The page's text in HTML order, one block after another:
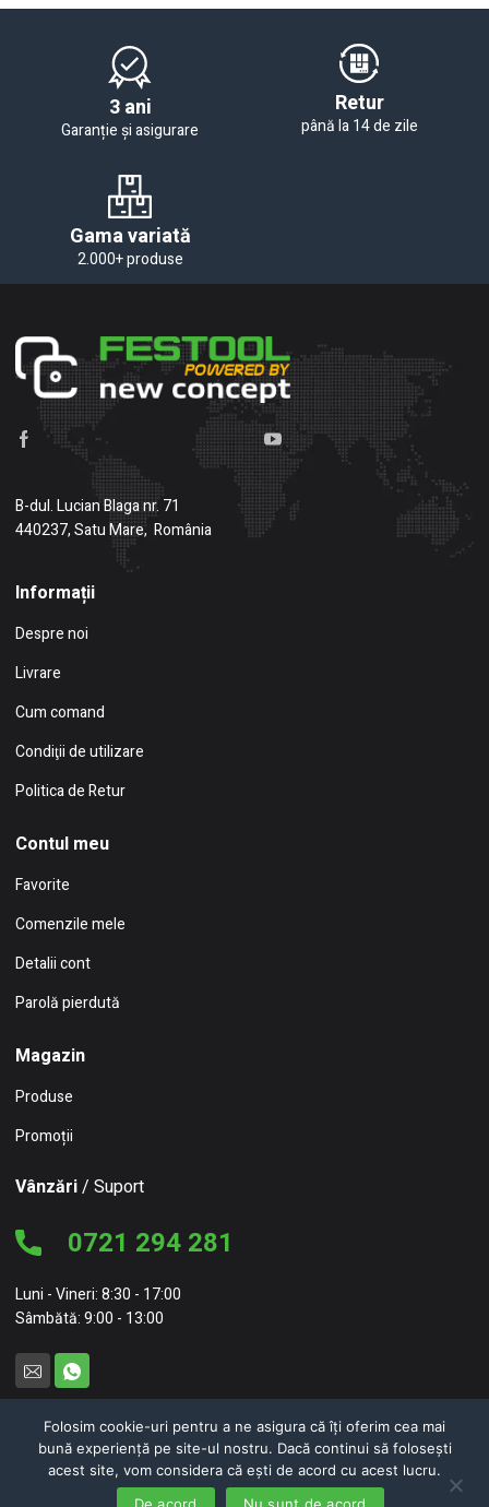
3 ani
Garanție și asigurare
Retur
până la 14 de zile
Gama variată
2.000+ produse
B-dul. Lucian Blaga nr. 71
440237, Satu Mare, România
Informații
Despre noi
Livrare
Cum comand
Condiţii de utilizare
Politica de Retur
Contul meu
Favorite
Comenzile mele
Detalii cont
Parolă pierdută
Magazin
Produse
Promoții
Vânzări/ Suport
0721 294 281
Luni - Vineri: 8:30 - 17:00
Sâmbătă: 9:00 - 13:00
© 2026 NC Concept – NEW CONCEPT HOME FURNITURE SRL
Politici de confidențialitate
Politici de cookie-uri
Folosim cookie-uri pentru a ne asigura că îți oferim cea mai
bună experiență pe site-ul nostru. Dacă continui să folosești
acest site, vom considera că ești de acord cu acest lucru.